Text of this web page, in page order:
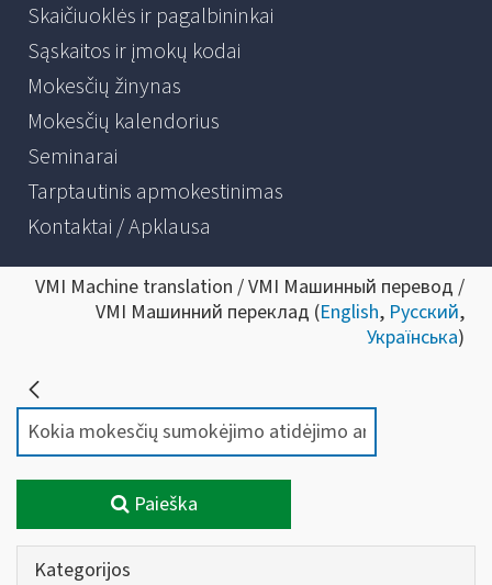
Skaičiuoklės ir pagalbininkai
Sąskaitos ir įmokų kodai
Mokesčių žinynas
Mokesčių kalendorius
Seminarai
Tarptautinis apmokestinimas
Kontaktai / Apklausa
VMI Machine translation / VMI Машинный перевод /
VMI Машинний переклад (English, Русский,
Українська)
Paieška
Kategorijos